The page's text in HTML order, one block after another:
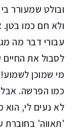
ובולט שמעורר
ולא חם כמו בטן.
עבורי דבר מה
לסבול את
מי שמוכן
כמו הפרשה.
לא נעים לי, הוא
'תאווה' בחוברת